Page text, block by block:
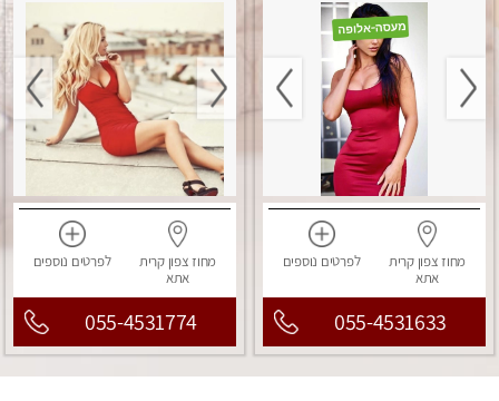
מחוז צפוןקרית
אתא
לפרטים נוספים
055-4531633
מחוז צפוןקרית
אתא
לפרטים נוספים
055-4531774